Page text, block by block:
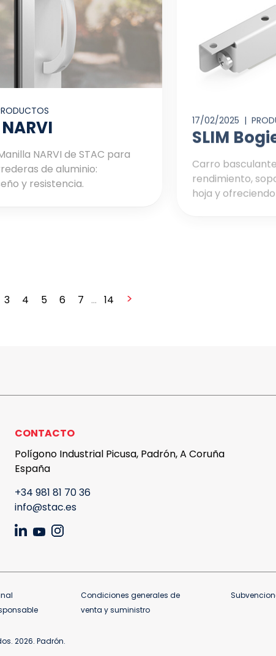
NARVI de STAC para
de aluminio:
y resistencia.
SLIM
Carro
rendimiento,
hoja y
3 4 5 6 7 ... 14 >
CONTACTO
Polígono Industrial Picusa, Padrón, A Coruña
España
+34 981 81 70 36
info@stac.es
Condiciones generales de
venta y suministro
2026. Padrón.